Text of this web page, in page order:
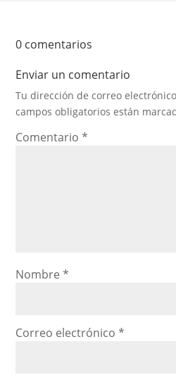
0 comentarios
Enviar un comentario
Tu dirección de correo
campos obligatorios están
Comentario*
Nombre*
Correo electrónico*